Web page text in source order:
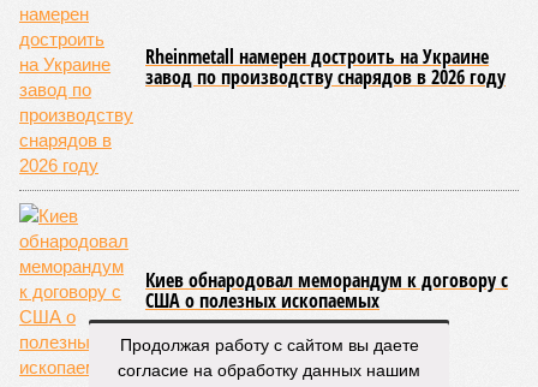
определён?
2025–2026 годах, похоже, не изменили ситуацию.
последние месяцы в личном общении нам перестали
называть даже ориентировочные сроки», – рассказывают
расстроенные дольщики.
Казалось бы, формально ответственность по
достраиванию объекта распределена. Seven Suns
Development – банкрот, часть его структур признана
несостоятельной ещё в 2024 году, бенефициар компании
находится под следствием по ст. 200.3 УК РФ. Достройку
проблемных объектов группы – «Станции Л», «Сказочного
леса» и «В стремлении к свету», согласно информации на
сайтах Capital Group, осенью 2024 г. взяла на себя. Два из
трёх объектов уже сданы или близки к сдаче. Третий –
«Станция Л», крупнейший по числу пострадавших
Продолжая работу с сайтом вы даете
согласие на обработку данных нашим